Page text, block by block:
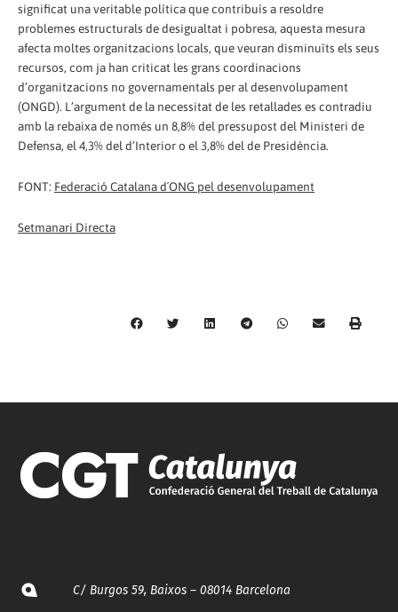
significat una veritable política que contribuís a resoldre
problemes estructurals de desigualtat i pobresa, aquesta mesura
afecta moltes organitzacions locals, que veuran disminuïts els seus
recursos, com ja han criticat les grans coordinacions
d’organitzacions no governamentals per al desenvolupament
(ONGD). L’argument de la necessitat de les retallades es contradiu
amb la rebaixa de només un 8,8% del pressupost del Ministeri de
Defensa, el 4,3% del d’Interior o el 3,8% del de Presidència.
FONT: Federació Catalana d´ONG pel desenvolupament
Setmanari Directa
C/ Burgos 59, Baixos – 08014 Barcelona